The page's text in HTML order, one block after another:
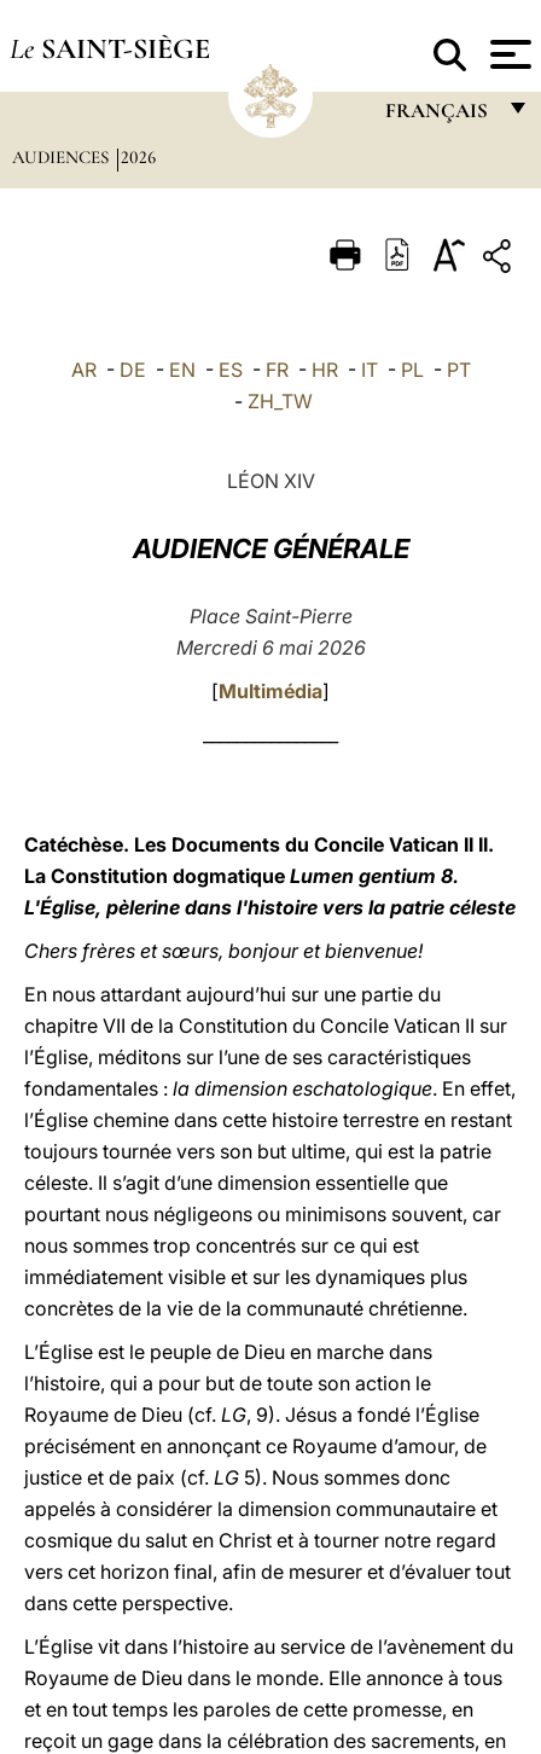
Le SAINT-SIÈGE
FRANÇAIS
ITALIANO
中文
AUDIENCES 2026
AR- DE - EN - ES- FR- HR- IT- PL- PT
- ZH_TW
LÉON XIV
AUDIENCE GÉNÉRALE
Place Saint-Pierre
Mercredi 6 mai 2026
[Multimédia]
Catéchèse. Les Documents du Concile Vatican II II.
La Constitution dogmatique Lumen gentium 8.
L'Église, pèlerine dans l'histoire vers la patrie céleste
Chers frères et sœurs, bonjour et bienvenue!
En nous attardant aujourd’hui sur une partie du
chapitre VII de la Constitution du Concile Vatican II sur
l’Église, méditons sur l’une de ses caractéristiques
fondamentales : la dimension eschatologique. En effet,
l’Église chemine dans cette histoire terrestre en restant
toujours tournée vers son but ultime, qui est la patrie
céleste. Il s’agit d’une dimension essentielle que
pourtant nous négligeons ou minimisons souvent, car
nous sommes trop concentrés sur ce qui est
immédiatement visible et sur les dynamiques plus
concrètes de la vie de la communauté chrétienne.
L’Église est le peuple de Dieu en marche dans
l’histoire, qui a pour but de toute son action le
Royaume de Dieu (cf. LG, 9). Jésus a fondé l’Église
précisément en annonçant ce Royaume d’amour, de
justice et de paix (cf. LG 5). Nous sommes donc
appelés à considérer la dimension communautaire et
cosmique du salut en Christ et à tourner notre regard
vers cet horizon final, afin de mesurer et d’évaluer tout
dans cette perspective.
L’Église vit dans l’histoire au service de l’avènement du
Royaume de Dieu dans le monde. Elle annonce à tous
et en tout temps les paroles de cette promesse, en
reçoit un gage dans la célébration des sacrements, en